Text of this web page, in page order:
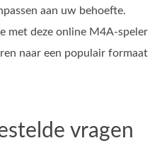
aan uw behoefte.
met deze online M4A-speler
naar een populair formaat
vragen